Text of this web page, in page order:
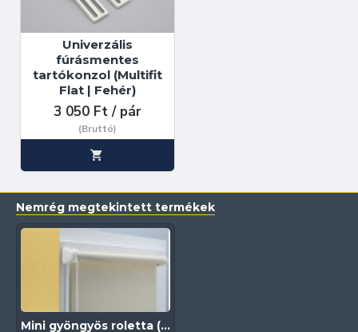
Univerzális
fúrásmentes
tartókonzol (Multifit
Flat | Fehér)
3 050 Ft / pár
(Bruttó)
Nemrég megtekintett termékek
Mini gyöngyös roletta (Gemma)